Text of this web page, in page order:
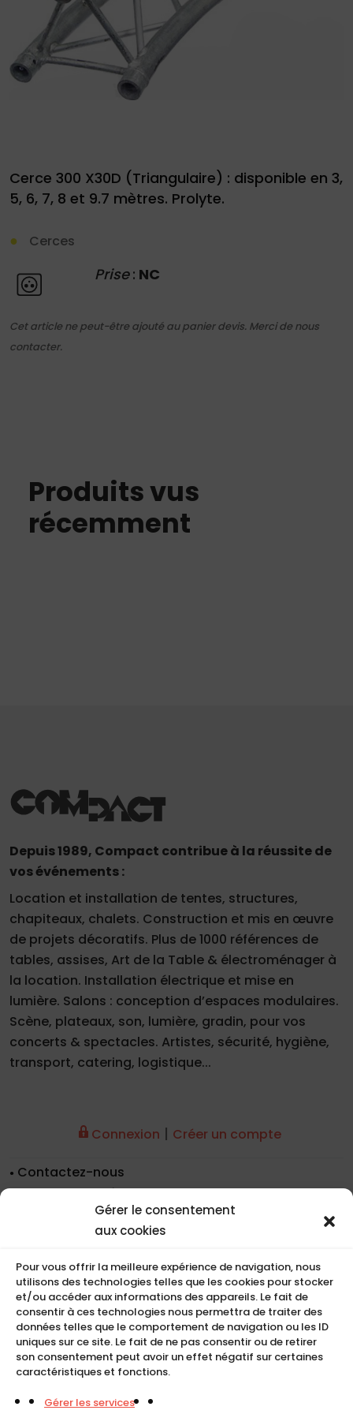
Gérer le consentement
aux cookies
Pour vous offrir la meilleure expérience de navigation, nous
utilisons des technologies telles que les cookies pour stocker
et/ou accéder aux informations des appareils. Le fait de
consentir à ces technologies nous permettra de traiter des
données telles que le comportement de navigation ou les ID
uniques sur ce site. Le fait de ne pas consentir ou de retirer
son consentement peut avoir un effet négatif sur certaines
caractéristiques et fonctions.
Gérer les services
Cerce 300 X30D (Triangulaire) : disponible en 3,
5, 6, 7, 8 et 9.7 mètres. Prolyte.
Cerces
Prise : NC
Cet article ne peut-être ajouté au panier devis. Merci de nous
contacter.
Produits vus
récemment
Depuis 1989, Compact contribue à la réussite de
vos événements :
Location et installation de tentes, structures,
chapiteaux, chalets. Construction et mis en œuvre
de projets décoratifs. Plus de 1000 références de
tables, assises, Art de la Table & électroménager à
la location. Installation électrique et mise en
lumière. Salons : conception d’espaces modulaires.
Scène, plateaux, son, lumière, gradin, pour vos
concerts & spectacles. Artistes, sécurité, hygiène,
transport, catering, logistique...
Connexion | Créer un compte
Contactez-nous
Nos coordonnées
Nos références
Recrutement
CGU
Mentions légales
Politique de cookies (UE)
COMPACT
01
04
50 |